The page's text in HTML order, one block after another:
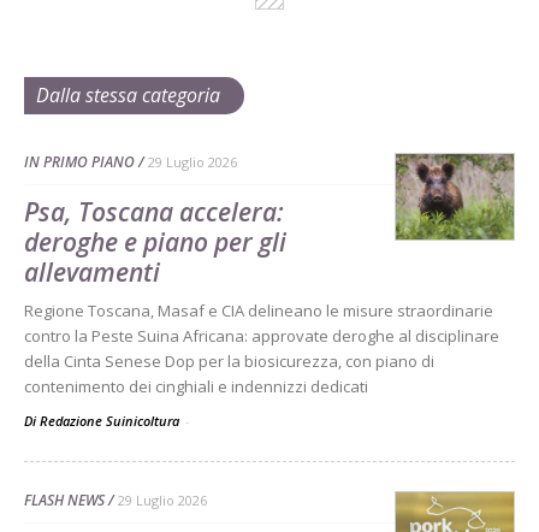
Dalla stessa categoria
IN PRIMO PIANO 29 Luglio 2026
Psa, Toscana accelera:
deroghe e piano per gli
allevamenti
Regione Toscana, Masaf e CIA delineano le misure straordinarie
contro la Peste Suina Africana: approvate deroghe al disciplinare
della Cinta Senese Dop per la biosicurezza, con piano di
contenimento dei cinghiali e indennizzi dedicati
Di Redazione Suinicoltura -
FLASH NEWS 29 Luglio 2026